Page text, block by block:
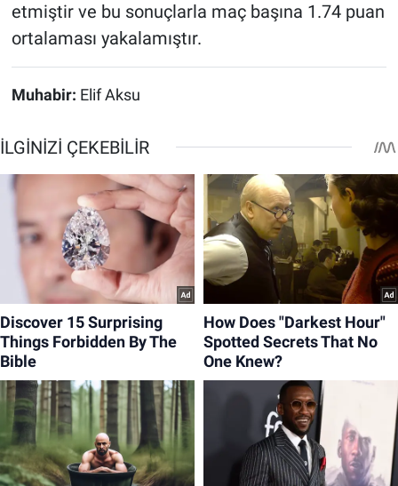
etmiştir ve bu sonuçlarla maç başına 1.74 puan
ortalaması yakalamıştır.
Muhabir: Elif Aksu